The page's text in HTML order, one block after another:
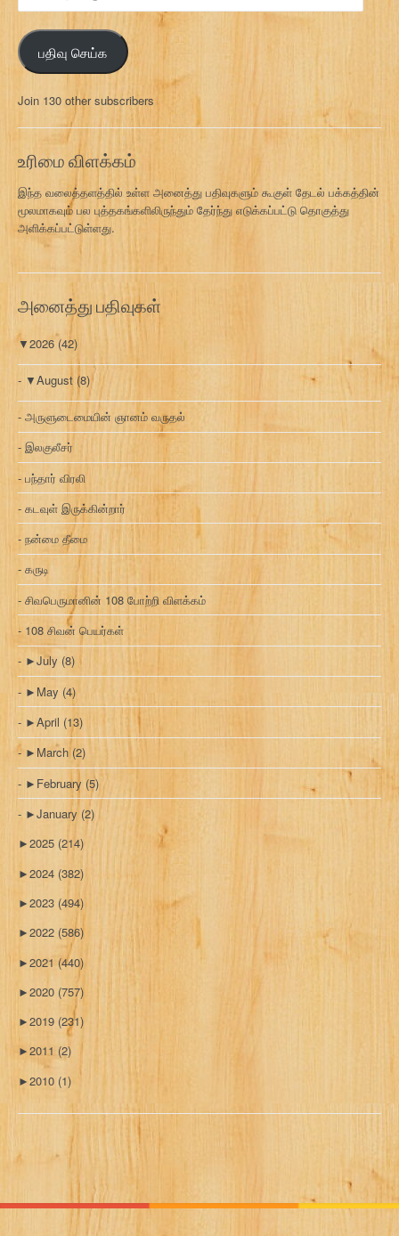
ன
ஞ்
ச
ல்
க
வ
பதிவு செய்க
Join 130 other subscribers
உரிமை விளக்கம்
இந்த வலைத்தளத்தில் உள்ள அனைத்து பதிவுகளும் கூகுள் தேடல் பக்கத்தின்
மூலமாகவும் பல புத்தகங்களிலிருந்தும் தேர்ந்து எடுக்கப்பட்டு தொகுத்து
அளிக்கப்பட்டுள்ளது.
அனைத்து பதிவுகள்
▼2026 (42)
▼August (8)
அருளுடைமையின் ஞானம் வருதல்
இலகுலீசர்
பந்தார் விரலி
கடவுள் இருக்கின்றார்
நன்மை தீமை
கருடி
சிவபெருமானின் 108 போற்றி விளக்கம்
108 சிவன் பெயர்கள்
►July (8)
► May (4)
►April (13)
► March (2)
► February (5)
►January (2)
►2025 (214)
►2024 (382)
►2023 (494)
►2022 (586)
►2021 (440)
►2020 (757)
►2019 (231)
►2011 (2)
►2010 (1)